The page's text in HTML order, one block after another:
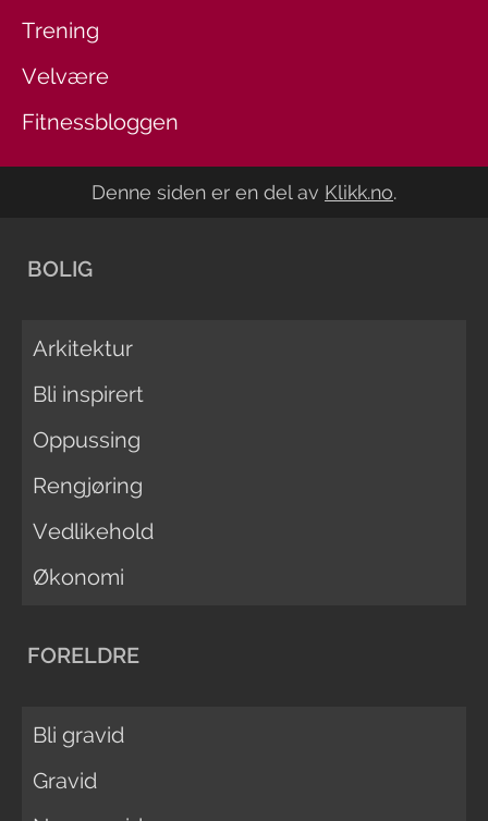
Trening
Velvære
Fitnessbloggen
Denne siden er en del av Klikk.no.
BOLIG
Arkitektur
Bli inspirert
Oppussing
Rengjøring
Vedlikehold
Økonomi
FORELDRE
Bli gravid
Gravid